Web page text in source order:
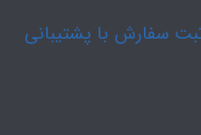
سفارش با پشتیبانی